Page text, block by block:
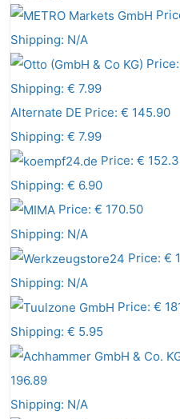
Shipping: N/A
Shipping: € 7.99
Alternate DE Price: € 145.90
Shipping: € 7.99
Price: €
Shipping: € 6.90
Price: € 170.50
Shipping: N/A
Price: €
Shipping: N/A
Price: €
Shipping: € 5.95
196.89
Shipping: N/A